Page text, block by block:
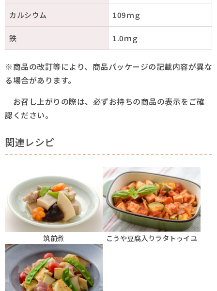
カルシウム 109ｍｇ
鉄 1.0ｍｇ
※商品の改訂等により、商品パッケージの記載内容が異な
る場合があります。
お召し上がりの際は、必ずお持ちの商品の表示をご確
認ください。
関連レシピ
筑前煮 こうや豆腐入りラタトゥイユ